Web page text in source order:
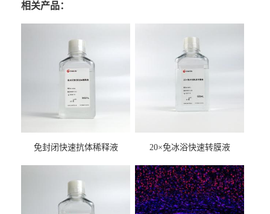
相关产品：
免封闭快速抗体稀释液 20×免冰浴快速转膜液